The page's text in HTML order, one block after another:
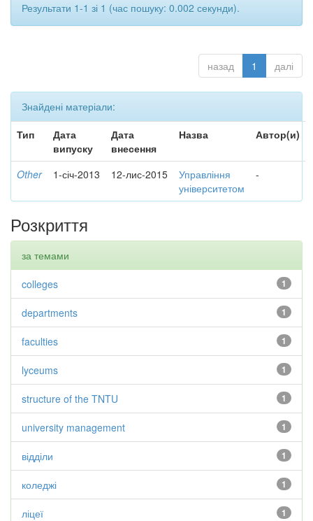
Результати 1-1 зі 1 (час пошуку: 0.002 секунди).
назад 1 далі
Знайдені матеріали:
Тип
Дата
випуску
Дата
внесення
Назва Автор(и)
Other 1-січ-2013 12-лис-2015
Управління
університетом
-
Розкриття
за темами
1
colleges
1
departments
1
faculties
1
lyceums
1
structure of the TNTU
1
university management
1
відділи
1
коледжі
1
ліцеї